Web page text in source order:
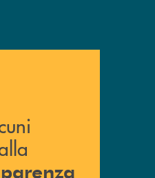
? Vai alla pagina della